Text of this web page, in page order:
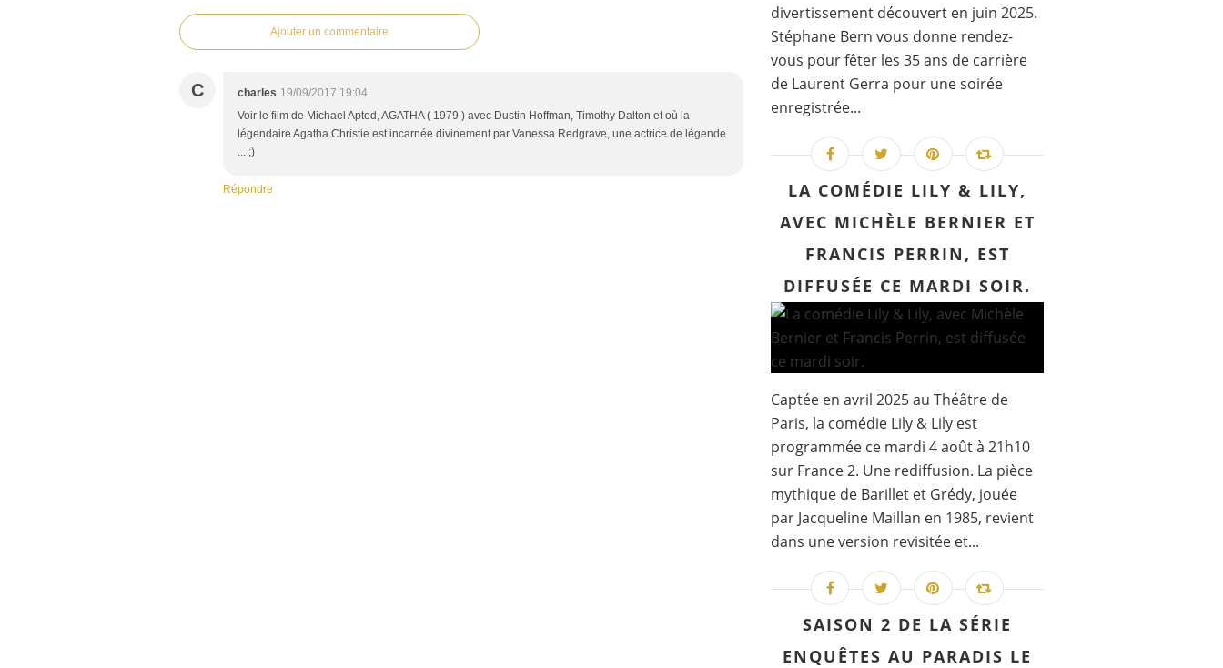
Ajouter un commentaire
C charles 19/09/2017 19:04
Voir le film de Michael Apted, AGATHA ( 1979 ) avec Dustin Hoffman, Timothy Dalton et où la
légendaire Agatha Christie est incarnée divinement par Vanessa Redgrave, une actrice de légende
... ;)
Répondre
divertissement découvert en juin 2025.
Stéphane Bern vous donne rendez-
vous pour fêter les 35 ans de carrière
de Laurent Gerra pour une soirée
enregistrée...
LA COMÉDIE LILY & LILY,
AVEC MICHÈLE BERNIER ET
FRANCIS PERRIN, EST
DIFFUSÉE CE MARDI SOIR.
Captée en avril 2025 au Théâtre de
Paris, la comédie Lily & Lily est
programmée ce mardi 4 août à 21h10
sur France 2. Une rediffusion. La pièce
mythique de Barillet et Grédy, jouée
par Jacqueline Maillan en 1985, revient
dans une version revisitée et...
SAISON 2 DE LA SÉRIE
ENQUÊTES AU PARADIS LE